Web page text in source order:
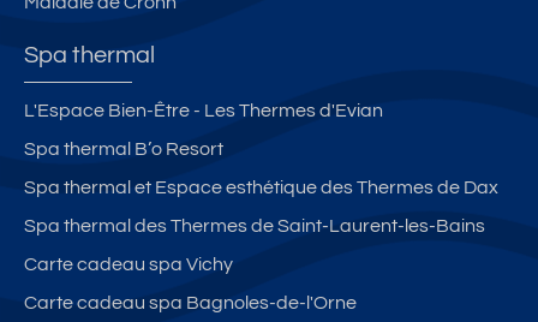
Spa thermal
L'Espace Bien-Être - Les Thermes d'Evian
Spa thermal B’o Resort
Spa thermal et Espace esthétique des Thermes de Dax
Spa thermal des Thermes de Saint-Laurent-les-Bains
Carte cadeau spa Vichy
Carte cadeau spa Bagnoles-de-l'Orne